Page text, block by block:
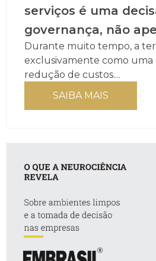
serviços é uma
governança, não
Durante muito tempo, a
exclusivamente como uma
redução de custos....
SAIBA MAIS